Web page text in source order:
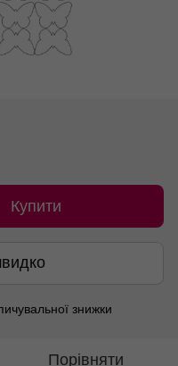
Купити
знижки
Порівняти